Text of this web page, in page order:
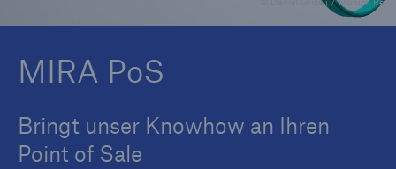
MIRA PoS
Bringt unser Knowhow an Ihren
Point of Sale
Our expert perspective for insurance